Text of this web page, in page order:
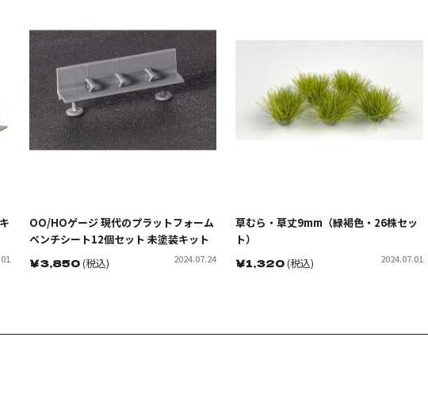
OO/HOゲージ 現代のプラットフォーム
ベンチシート12個セット 未塗装キット
￥3,850(税込) 2024.07.24
草むら・草丈9mm（緑褐色・26株セッ
ト）
￥1,320(税込) 2024.07.01